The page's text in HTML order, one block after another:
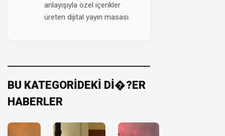
anlayışıyla özel içerikler
üreten dijital yayın masası.
BU KATEGORİDEKİ Dİ�?ER
HABERLER